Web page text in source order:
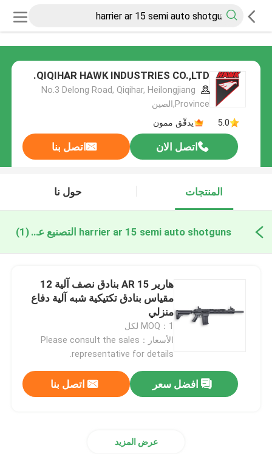
QIQIHAR HAWK INDUSTRIES CO.,LTD.
No.3 Delong Road, Qiqihar, Heilongjiang
Province,الصين
5.0
يدقّق ممون
اتصل الان اتصل بنا
المنتجات حول نا
harrier ar 15 semi auto shotguns التصنيع عبر الإنترنت (1)
هارير AR 15 بنادق نصف آلية 12
مقياس بنادق تكتيكية شبه آلية دفاع
منزلي
MOQ：1 لكل
الأسعار：Please consult the sales
representative for details.
افضل سعر اتصل بنا
عرض المزيد